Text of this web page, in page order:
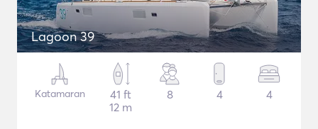
Lagoon 39
Katamaran
41 ft
12 m
8 4 4